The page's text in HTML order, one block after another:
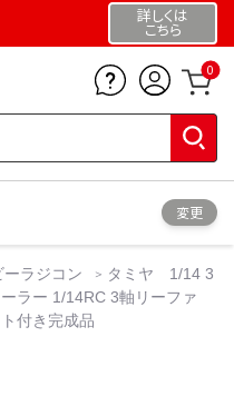
詳しくは
こちら
0
変更
ーラジコン
タミヤ 1/14 3
ラー 1/14RC 3軸リーファ
付き完成品